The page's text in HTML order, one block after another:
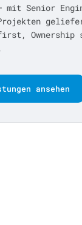
mit Senior
ansehen